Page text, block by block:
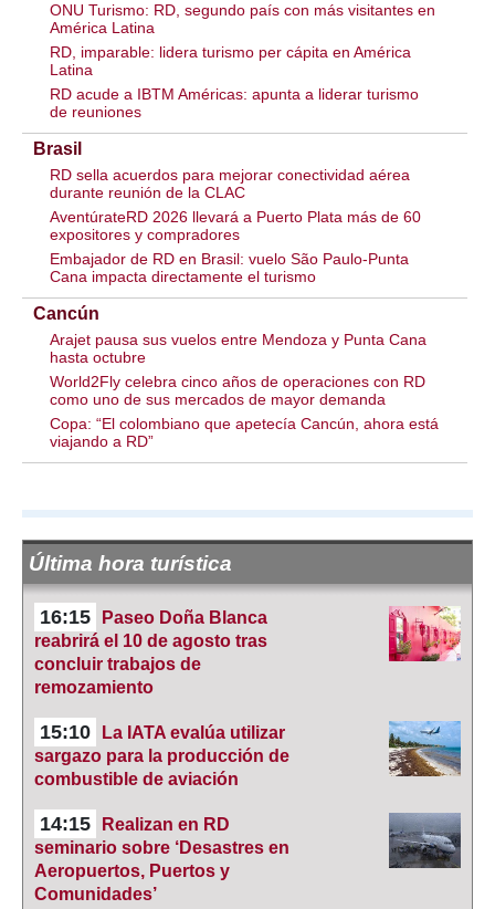
ONU Turismo: RD, segundo país con más visitantes en
América Latina
RD, imparable: lidera turismo per cápita en América
Latina
RD acude a IBTM Américas: apunta a liderar turismo
de reuniones
Brasil
RD sella acuerdos para mejorar conectividad aérea
durante reunión de la CLAC
AventúrateRD 2026 llevará a Puerto Plata más de 60
expositores y compradores
Embajador de RD en Brasil: vuelo São Paulo-Punta
Cana impacta directamente el turismo
Cancún
Arajet pausa sus vuelos entre Mendoza y Punta Cana
hasta octubre
World2Fly celebra cinco años de operaciones con RD
como uno de sus mercados de mayor demanda
Copa: “El colombiano que apetecía Cancún, ahora está
viajando a RD”
Última hora turística
16:15
Paseo Doña Blanca
reabrirá el 10 de agosto tras
concluir trabajos de
remozamiento
15:10
La IATA evalúa utilizar
sargazo para la producción de
combustible de aviación
14:15
Realizan en RD
seminario sobre ‘Desastres en
Aeropuertos, Puertos y
Comunidades’